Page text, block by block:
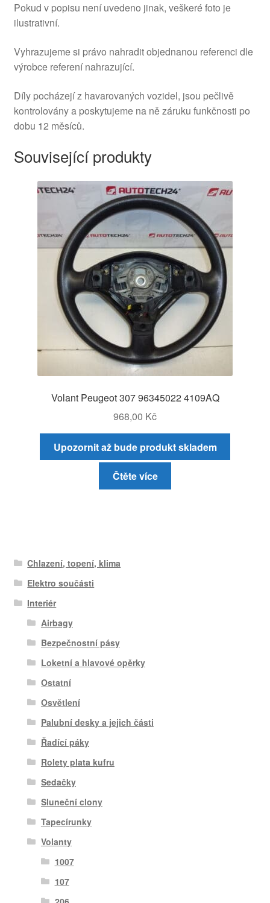
Pokud v popisu není uvedeno jinak, veškeré foto je
ilustrativní.
Vyhrazujeme si právo nahradit objednanou referenci dle
výrobce referení nahrazující.
Díly pocházejí z havarovaných vozidel, jsou pečlivě
kontrolovány a poskytujeme na ně záruku funkčnosti po
dobu 12 měsíců.
Související produkty
Volant Peugeot 307 96345022 4109AQ
968,00 Kč
Upozornit až bude produkt skladem
Čtěte více
Chlazení, topení, klima
Elektro součásti
Interiér
Airbagy
Bezpečnostní pásy
Loketní a hlavové opěrky
Ostatní
Osvětlení
Palubní desky a jejich části
Řadící páky
Rolety plata kufru
Sedačky
Sluneční clony
Tapecírunky
Volanty
1007
107